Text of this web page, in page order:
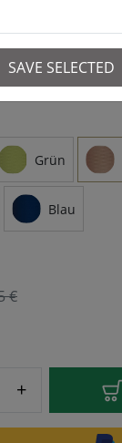
Grün
Blau
€
+
SAVE SELECTED